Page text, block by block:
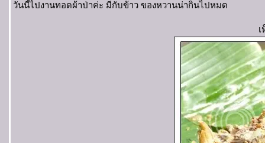
วันนี้ไปงานทอดผ้าป่าค่ะ มีกับข้าว ของหวานน่ากินไปหมด